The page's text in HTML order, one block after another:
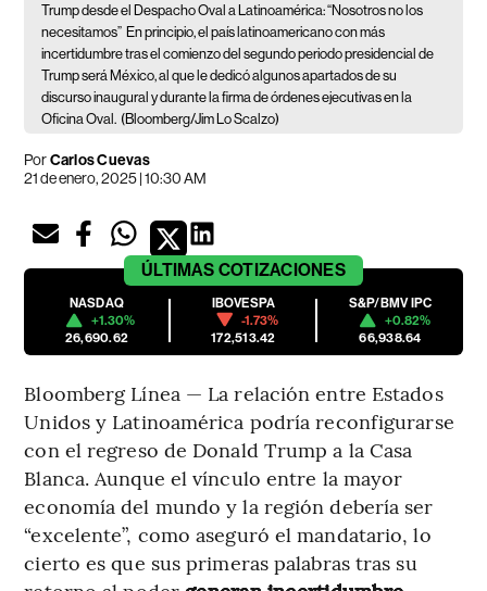
Trump desde el Despacho Oval a Latinoamérica: “Nosotros no los
necesitamos” En principio, el país latinoamericano con más
incertidumbre tras el comienzo del segundo periodo presidencial de
Trump será México, al que le dedicó algunos apartados de su
discurso inaugural y durante la firma de órdenes ejecutivas en la
Oficina Oval. (Bloomberg/Jim Lo Scalzo)
PorCarlos Cuevas
21 de enero, 2025 | 10:30 AM
ÚLTIMAS COTIZACIONES
NASDAQ
+1.30%
26,690.62
IBOVESPA
-1.73%
172,513.42
S&P/BMV IPC
+0.82%
66,938.64
Bloomberg Línea — La relación entre Estados
Unidos y Latinoamérica podría reconfigurarse
con el regreso de Donald Trump a la Casa
Blanca. Aunque el vínculo entre la mayor
economía del mundo y la región debería ser
“excelente”, como aseguró el mandatario, lo
cierto es que sus primeras palabras tras su